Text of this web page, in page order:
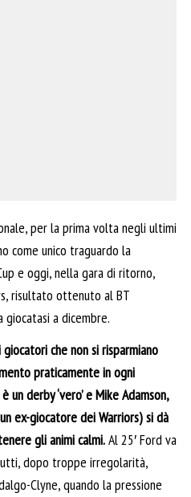
per la prima volta negli ultimi
come unico traguardo la
e oggi, nella gara di ritorno,
risultato ottenuto al BT
a dicembre.
che non si risparmiano
praticamente in ogni
derby ‘vero’ e Mike Adamson,
ex-giocatore dei Warriors) si dà
gli animi calmi.Al 25′ Ford va
dopo troppe irregolarità,
Clyne, quando la pressione